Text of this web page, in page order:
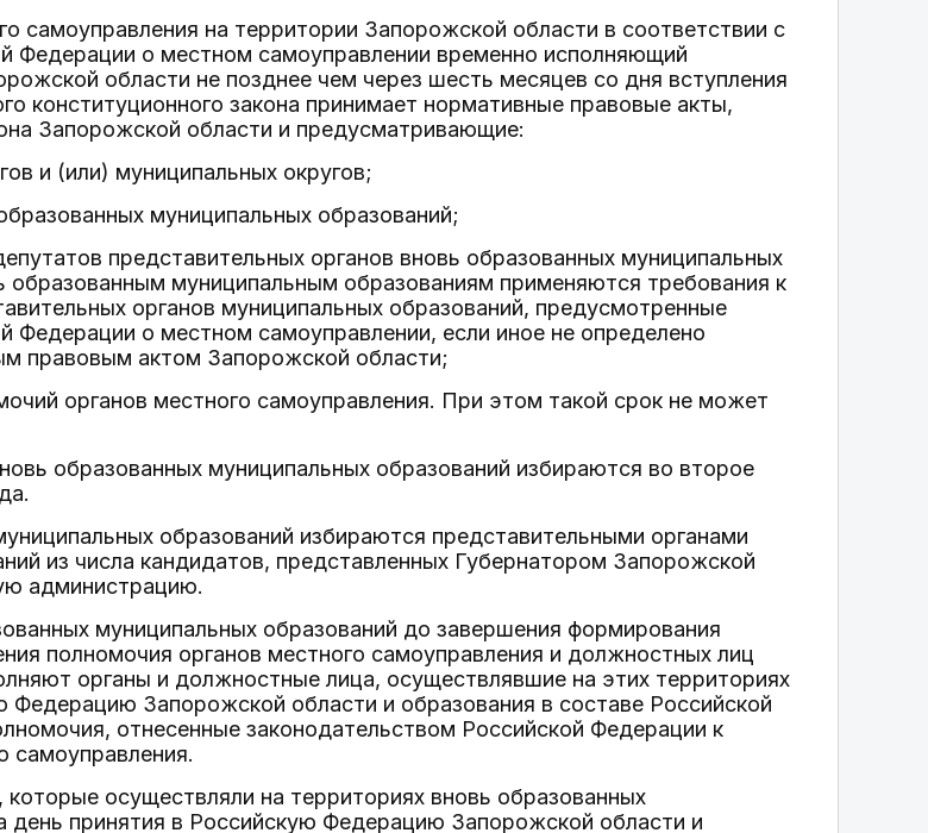
самоуправления на территории Запорожской области в соответствии с
Федерации о местном самоуправлении временно исполняющий
области не позднее чем через шесть месяцев со дня вступления
конституционного закона принимает нормативные правовые акты,
Запорожской области и предусматривающие:
и (или) муниципальных округов;
муниципальных образований;
представительных органов вновь образованных муниципальных
образованным муниципальным образованиям применяются требования к
органов муниципальных образований, предусмотренные
Федерации о местном самоуправлении, если иное не определено
правовым актом Запорожской области;
органов местного самоуправления. При этом такой срок не может
образованных муниципальных образований избираются во второе
образований избираются представительными органами
из числа кандидатов, представленных Губернатором Запорожской
администрацию.
муниципальных образований до завершения формирования
полномочия органов местного самоуправления и должностных лиц
органы и должностные лица, осуществлявшие на этих территориях
Федерацию Запорожской области и образования в составе Российской
отнесенные законодательством Российской Федерации к
самоуправления.
осуществляли на территориях вновь образованных
день принятия в Российскую Федерацию Запорожской области и